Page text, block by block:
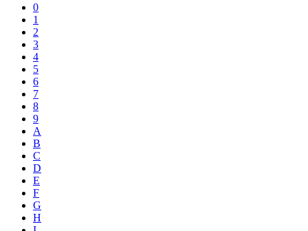
0
1
2
3
4
5
6
7
8
9
A
B
C
D
E
F
G
H